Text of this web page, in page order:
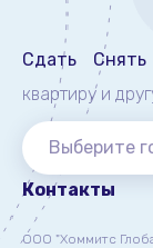
Сдать Снять
квартиру и
Выберите
Контакты
ООО "Хоммитс